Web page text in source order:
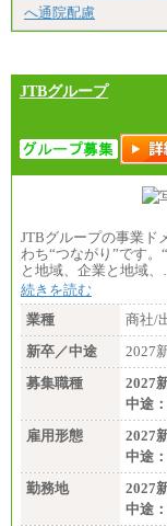
へ通院配慮
JTBグループ
JTBグループの事業ド
わち“つながり”です
と地域、企業と地域
続きを読む
業種
商社/
新卒／中途
2027
募集職種
2027
中途：
雇用形態
2027
中途：
勤務地
2027
中途：